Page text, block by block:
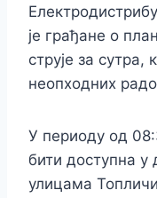
је грађане о
струје за сутра,
неопходних
У периоду од
бити доступна у
улицама